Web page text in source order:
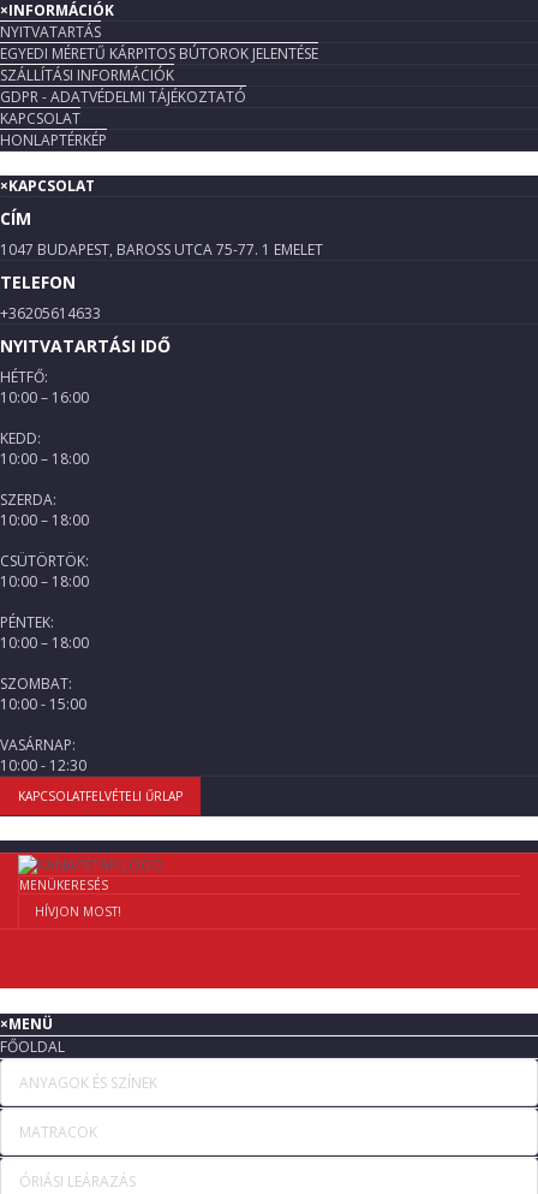
×INFORMÁCIÓK
NYITVATARTÁS
EGYEDI MÉRETŰ KÁRPITOS BÚTOROK JELENTÉSE
SZÁLLÍTÁSI INFORMÁCIÓK
GDPR - ADATVÉDELMI TÁJÉKOZTATÓ
KAPCSOLAT
HONLAPTÉRKÉP
×KAPCSOLAT
CÍM
1047 BUDAPEST, BAROSS UTCA 75-77. 1 EMELET
TELEFON
+36205614633
NYITVATARTÁSI IDŐ
HÉTFŐ:
10:00 – 16:00
KEDD:
10:00 – 18:00
SZERDA:
10:00 – 18:00
CSÜTÖRTÖK:
10:00 – 18:00
PÉNTEK:
10:00 – 18:00
SZOMBAT:
10:00 - 15:00
VASÁRNAP:
10:00 - 12:30
KAPCSOLATFELVÉTELI ŰRLAP
MENÜKERESÉS
HÍVJON MOST!
×MENÜ
FŐOLDAL
ANYAGOK ÉS SZÍNEK
MATRACOK
ÓRIÁSI LEÁRAZÁS